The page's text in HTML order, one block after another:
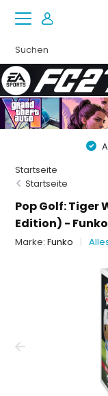
Startseite
Startseite
Pop Golf: Tiger
Edition) -
Marke:Funko